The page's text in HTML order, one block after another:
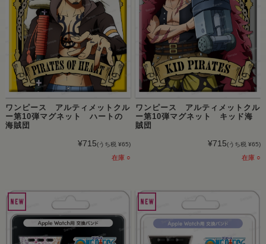
ワンピース アルティメットクル
ー第10弾マグネット ハートの
海賊団
¥715(うち税 ¥65)
在庫 ○
ワンピース アルティメットクル
ー第10弾マグネット キッド海
賊団
¥715(うち税 ¥65)
在庫 ○